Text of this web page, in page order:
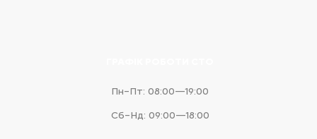
Пн–Пт: 08:00—19:00
Сб–Нд: 09:00—18:00